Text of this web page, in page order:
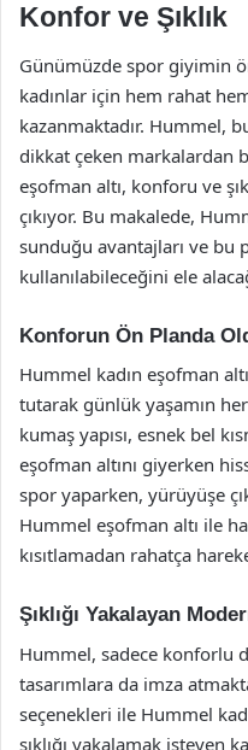
Konfor ve Şıklık
Günümüzde spor giyimin
kadınlar için hem rahat
kazanmaktadır. Hummel,
dikkat çeken markalardan
eşofman altı, konforu ve
çıkıyor. Bu makalede,
sunduğu avantajları ve bu
kullanılabileceğini ele
Konforun Ön Planda
Hummel kadın eşofman
tutarak günlük yaşamın
kumaş yapısı, esnek bel
eşofman altını giyerken
spor yaparken, yürüyüşe
Hummel eşofman altı ile
kısıtlamadan rahatça
Şıklığı Yakalayan
Hummel, sadece konforlu
tasarımlara da imza
seçenekleri ile Hummel
şıklığı yakalamak isteyen